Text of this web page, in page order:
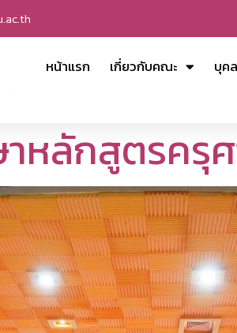
หน้าแรก เกี่ยวกับคณะ บุค
หลักสูตรครุ